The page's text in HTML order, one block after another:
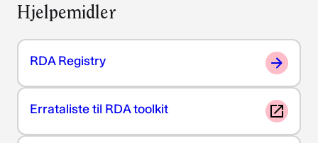
Hjelpemidler
RDA Registry
Errataliste til RDA toolkit